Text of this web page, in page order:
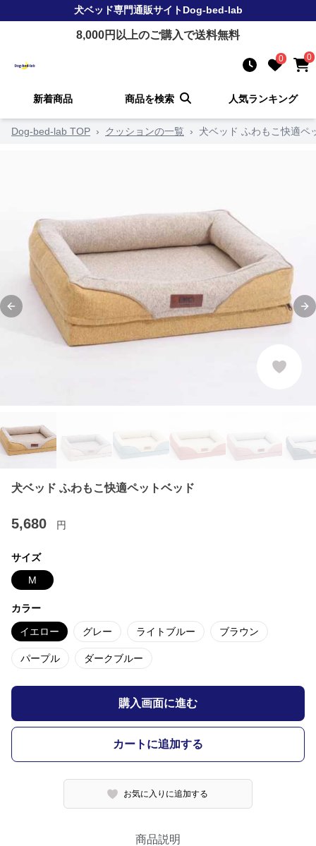
犬ベッド専門通販サイトDog-bed-lab
8,000円以上のご購入で送料無料
0 0
新着商品 商品を検索 人気ランキング
Dog-bed-lab TOP › クッションの一覧 › 犬ベッド ふわもこ快適ペ
Previous slide
犬ベッド ふわもこ快適ペットベッド
5,680 円
サイズ
M
カラー
イエロー グレー ライトブルー ブラウン
パープル ダークブルー
購入画面に進む
カートに追加する
お気に入りに追加する
商品説明